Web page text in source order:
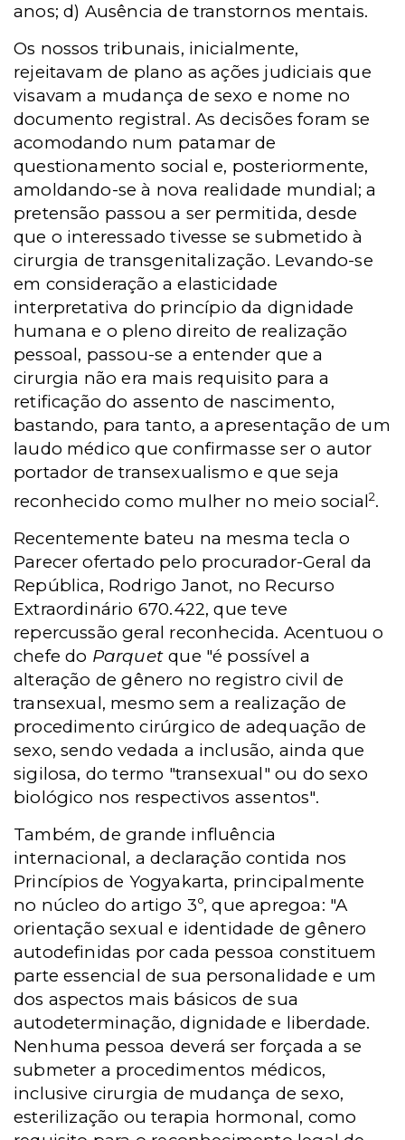
anos; d) Ausência de transtornos mentais.
Os nossos tribunais, inicialmente,
rejeitavam de plano as ações judiciais que
visavam a mudança de sexo e nome no
documento registral. As decisões foram se
acomodando num patamar de
questionamento social e, posteriormente,
amoldando-se à nova realidade mundial; a
pretensão passou a ser permitida, desde
que o interessado tivesse se submetido à
cirurgia de transgenitalização. Levando-se
em consideração a elasticidade
interpretativa do princípio da dignidade
humana e o pleno direito de realização
pessoal, passou-se a entender que a
cirurgia não era mais requisito para a
retificação do assento de nascimento,
bastando, para tanto, a apresentação de um
laudo médico que confirmasse ser o autor
portador de transexualismo e que seja
reconhecido como mulher no meio social2.
Recentemente bateu na mesma tecla o
Parecer ofertado pelo procurador-Geral da
República, Rodrigo Janot, no Recurso
Extraordinário 670.422, que teve
repercussão geral reconhecida. Acentuou o
chefe do Parquetque "é possível a
alteração de gênero no registro civil de
transexual, mesmo sem a realização de
procedimento cirúrgico de adequação de
sexo, sendo vedada a inclusão, ainda que
sigilosa, do termo "transexual" ou do sexo
biológico nos respectivos assentos".
Também, de grande influência
internacional, a declaração contida nos
Princípios de Yogyakarta, principalmente
no núcleo do artigo 3º, que apregoa: "A
orientação sexual e identidade de gênero
autodefinidas por cada pessoa constituem
parte essencial de sua personalidade e um
dos aspectos mais básicos de sua
autodeterminação, dignidade e liberdade.
Nenhuma pessoa deverá ser forçada a se
submeter a procedimentos médicos,
inclusive cirurgia de mudança de sexo,
esterilização ou terapia hormonal, como